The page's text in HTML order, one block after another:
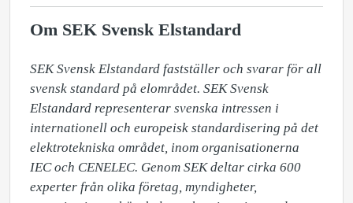
Om SEK Svensk Elstandard
SEK Svensk Elstandard fastställer och svarar för all
svensk standard på elområdet. SEK Svensk
Elstandard representerar svenska intressen i
internationell och europeisk standardisering på det
elektrotekniska området, inom organisationerna
IEC och CENELEC. Genom SEK deltar cirka 600
experter från olika företag, myndigheter,